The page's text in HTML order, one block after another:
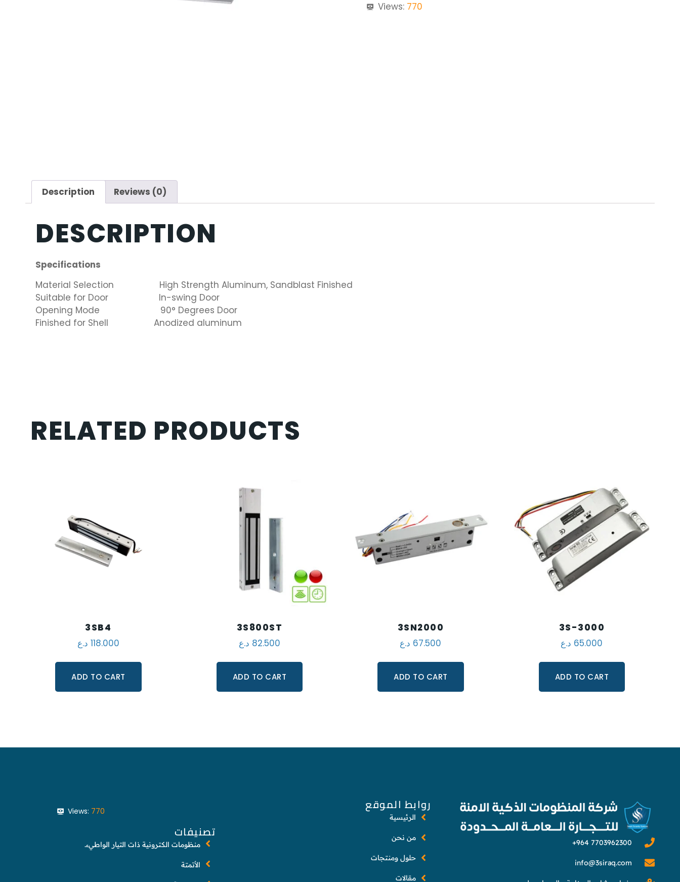
Views: 770
Description Reviews (0)
DESCRIPTION
Specifications
Material Selection High Strength Aluminum, Sandblast Finished
Suitable for Door In-swing Door
Opening Mode 90° Degrees Door
Finished for Shell Anodized aluminum
RELATED PRODUCTS
3SB4
118.000 د.ع
ADD TO CART
3S800ST
82.500 د.ع
ADD TO CART
3SN2000
67.500 د.ع
ADD TO CART
3S-3000
65.000 د.ع
ADD TO CART
info@3siraq.com
روابط الموقع
الرئيسية
من نحن
حلول ومنتجات
مقالات
Views: 770
تصنيفات
منظومات الكترونية ذات التيار الواطيء.
الأتمتة